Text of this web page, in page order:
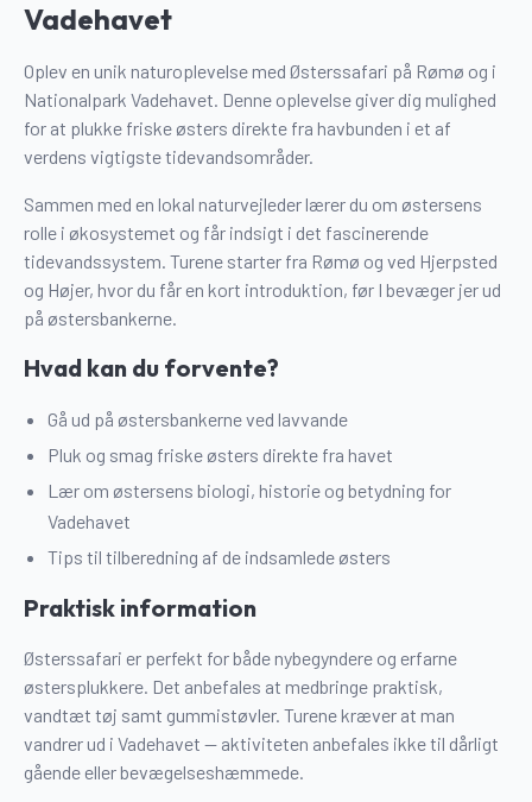
Vadehavet
Oplev en unik naturoplevelse med Østerssafari på Rømø og i
Nationalpark Vadehavet. Denne oplevelse giver dig mulighed
for at plukke friske østers direkte fra havbunden i et af
verdens vigtigste tidevandsområder.
Sammen med en lokal naturvejleder lærer du om østersens
rolle i økosystemet og får indsigt i det fascinerende
tidevandssystem. Turene starter fra Rømø og ved Hjerpsted
og Højer, hvor du får en kort introduktion, før I bevæger jer ud
på østersbankerne.
Hvad kan du forvente?
Gå ud på østersbankerne ved lavvande
Pluk og smag friske østers direkte fra havet
Lær om østersens biologi, historie og betydning for
Vadehavet
Tips til tilberedning af de indsamlede østers
Praktisk information
Østerssafari er perfekt for både nybegyndere og erfarne
østersplukkere. Det anbefales at medbringe praktisk,
vandtæt tøj samt gummistøvler. Turene kræver at man
vandrer ud i Vadehavet — aktiviteten anbefales ikke til dårligt
gående eller bevægelseshæmmede.